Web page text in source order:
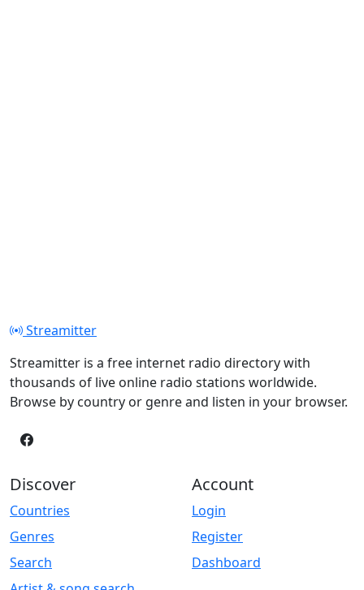
Streamitter
Streamitter is a free internet radio directory with
thousands of live online radio stations worldwide.
Browse by country or genre and listen in your browser.
Discover
Countries
Genres
Search
Account
Login
Register
Dashboard